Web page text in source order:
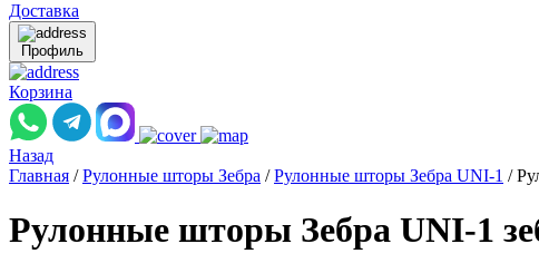
Доставка
Профиль
Корзина
Назад
Главная / Рулонные шторы Зебра / Рулонные шторы Зебра UNI-1 /
Рулонные шторы Зебра UNI-1